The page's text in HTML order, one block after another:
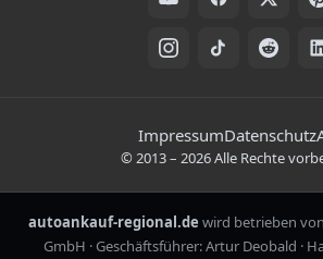
Rechtliche HinweiseImpressumDatenschutz
© 2013– 2026Alle Rechte
autoankauf-regional.de wird betrieben
GmbH · Geschäftsführer: Artur Deobald ·